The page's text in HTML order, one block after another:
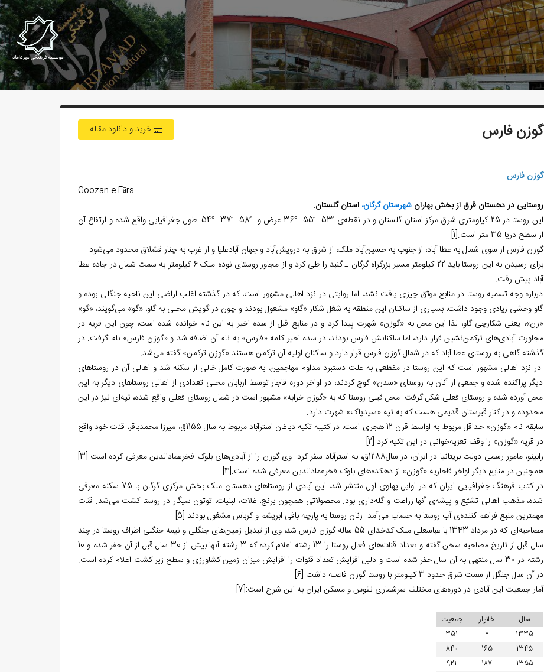
خرید و دانلود مقاله گوزن فارس
گوزن فارس
Goozan-e Fārs
روستایی در دهستان قرق از بخش بهارانشهرستان گرگان، استان گلستان.
این روستا در 25 کیلومتری شرق مرکز استان گلستان و در نقطه‌ی ً53 َ55 °36 عرض و ً58 َ37 °54
طول جغرافیایی واقع شده‌ و ارتفاع آن
از سطح دریا 35 متر است.
[1]
گوزن فارس از سوی شمال به عطا آباد، از جنوب به حسین‌‏آباد ملک، از شرق به درویش‌‏آباد و جهان آبادعلیا و از غرب به چنار قشلاق محدود می‌‏شود.
برای رسیدن به این روستا باید 22کیلومتر مسیر بزرگراه گرگان ـ گنبد را طی کرد و از مجاور روستای نوده ملک6کیلومتر به سمت شمال در جاده عطا
آباد پیش رفت.
درباره وجه تسمیه روستا در منابع موثق چیزی یافت نشد، اما روایتی در نزد اهالی مشهور است، که در گذشته اغلب اراضی این ناحیه جنگلی بوده و
گاو وحشی زیادی وجود داشت، بسیاری از ساکنان این منطقه به شغل شکار «گاو» مشغول بودند و چون در گویش محلی به گاو، «گو» می‏‌گویند، «گو»
«زن»، یعنی شکارچی گاو، لذا این محل به «گوزن» شهرت پیدا کرد و در منابع قبل از سده اخیر به این نام خوانده شده است، چون این قریه در
مجاورت آبادی‏‌های ترکمن‏‌نشین قرار دارد، اما ساکنانش فارس بودند، در سده اخیر کلمه «فارس» به نام آن اضافه شد و «گوزن فارس» نام گرفت. در
گذشته گاهی به روستای عطا آباد که در شمال گوزن فارس قرار دارد و ساکنان اولیه آن ترکمن هستند «گوزن ترکمن» گفته می‏‌شد.
در نزد اهالی مشهور است که این روستا در مقطعی به علت دستبرد مداوم مهاجمین، به صورت کامل خالی از سکنه شد و اهالی آن در روستاهای
دیگر پراکنده شده و جمعی از آنان به روستای «سدن» کوچ کردند، در اواخر دوره قاجار توسط اربابان محلی تعدادی از اهالی روستاهای دیگر به این
محل آورده شده و روستای فعلی شکل گرفت. محل قبلی روستا که به «گوزن خرابه» مشهور است در شمال روستای فعلی واقع شده، تپه‏‌ای نیز در این
محدوده و در کنار قبرستان قدیمی هست که به تپه «سیدپاک» شهرت دارد.
سابقه نام «گوزن» حداقل مربوط به اواسط قرن 12 هجری است، در کتیبه تکیه دباغان استرآباد مربوط به سال 1155ق، میرزا محمدباقر، قنات خود واقع
در قریه «گوزن» را وقف تعزیه‌خوانی در این تکیه کرد.[2]
رابینو، مامور رسمی دولت بریتانیا در ایران، در سال1288ق، به استرآباد سفر کرد. وی گوزن را از آبادی‌‏های بلوک فخرعمادالدین معرفی کرده است.
[3]
همچنین در منابع دیگر اواخر قاجاریه «گوزن» از دهکده‌‏های بلوک فخرعمادالدین معرفی شده است.[4]
در کتاب فرهنگ جغرافیایی ایران که در اوایل پهلوی اول منتشر شد، این آبادی از روستاهای دهستان ملک بخش مرکزی گرگان با 75 سکنه معرفی
شده، مذهب اهالی تشیّع و پیشه‌ی آنها زراعت و گله‌‏داری بود. محصولاتی همچون برنج، غلات، لبنیات، توتون سیگار در روستا کشت می‌شد. قنات
مهمترین منبع فراهم کننده‌ی آب روستا به حساب می‌آمد. زنان روستا به پارچه بافی ابریشم و کرباس مشغول بودند.[5]
مصاحبه‌‏ای که در مرداد 1343 با عباسعلی ملک کدخدای 55 ساله گوزن فارس شد، وی از تبدیل زمین‌‏های جنگلی و نیمه جنگلی اطراف روستا در چند
سال قبل از تاریخ مصاحبه سخن گفته و تعداد قنات‏‌های فعال روستا را 13 رشته اعلام کرده که 3 رشته آنها بیش از 30 سال قبل از آن حفر شده و 10
رشته در 30 سال منتهی به آن سال حفر شده است و دلیل افزایش تعداد قنوات را افزایش میزان زمین کشاورزی و سطح زیر کشت اعلام کرده است.
در آن سال جنگل از سمت شرق حدود 3 کیلومتر با روستا گوزن فاصله داشت.
[6]
آمار جمعیت این آبادی در دوره‌های مختلف سرشماری نفوس و مسکن ایران به این شرح است:[7]
سال خانوار
جمعیت
1335
*
351
1345
165
840
1355
187
921